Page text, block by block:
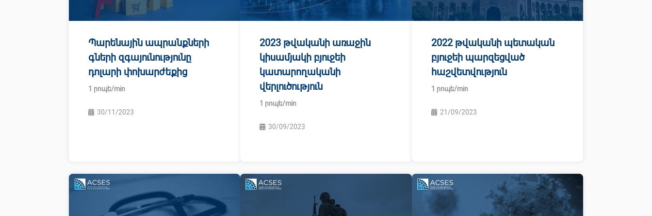
Պարենային ապրանքների
գների զգայունությունը
դոլարի փոխարժեքից
30/11/2023
2023 թվականի առաջին
կիսամյակի բյուջեի
կատարողականի
վերլուծություն
30/09/2023
2022 թվականի պետական
բյուջեի պարզեցված
հաշվետվություն
21/09/2023